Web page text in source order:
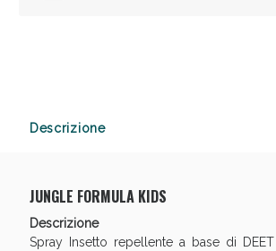
Descrizione
JUNGLE FORMULA KIDS
Descrizione
Spray Insetto repellente a base di